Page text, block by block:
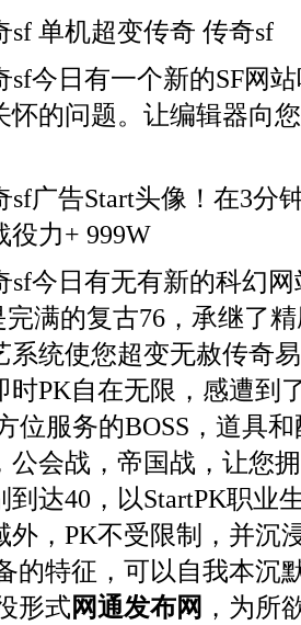
sf 单机超变传奇 传奇sf
sf今日有一个新的SF网
怀的问题。让编辑器向
sf广告Start头像！在3分
役力+ 999W
sf今日有无有新的科幻网
完满的复古76，承继了
系统使您超变无赦传奇
时PK自在无限，感遭到
位服务的BOSS，道具
公会战，帝国战，让您
到达40，以StartPK职业
外，PK不受限制，并沉
的特征，可以自我本沉
形式网通发布网 ，为所